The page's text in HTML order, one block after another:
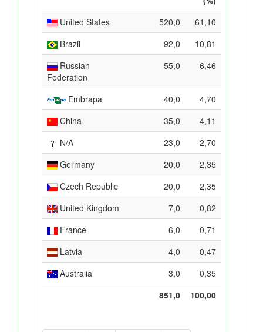
United States
520,0
61,10
Brazil
92,0
10,81
Russian
Federation
55,0 6,46
Embrapa 40,0
4,70
China
35,0
4,11
N/A
23,0
2,70
Germany
20,0
2,35
Czech Republic
20,0
2,35
United Kingdom
7,0
0,82
France
6,0
0,71
Latvia
4,0
0,47
Australia
3,0
0,35
851,0
100,00